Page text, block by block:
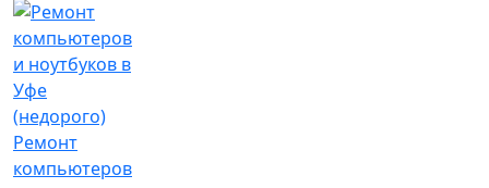
Ремонт
компьютеров